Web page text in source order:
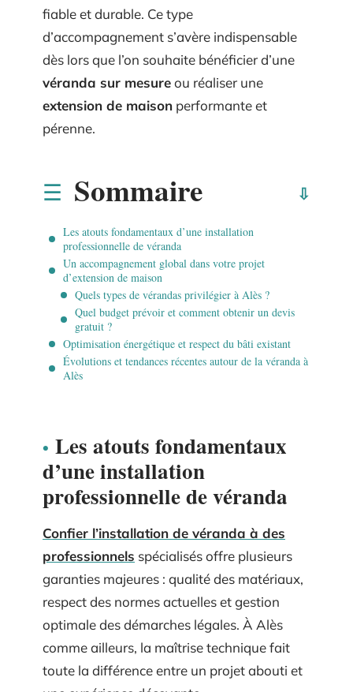
fiable et durable. Ce type
d’accompagnement s’avère indispensable
dès lors que l’on souhaite bénéficier d’une
véranda sur mesureou réaliser une
extension de maison performante et
pérenne.
Sommaire
Les atouts fondamentaux d’une installation
professionnelle de véranda
Un accompagnement global dans votre projet
d’extension de maison
Quels types de vérandas privilégier à Alès ?
Quel budget prévoir et comment obtenir un devis
gratuit ?
Optimisation énergétique et respect du bâti existant
Évolutions et tendances récentes autour de la véranda à
Alès
Les atouts fondamentaux
d’une installation
professionnelle de véranda
Confier l’installation de véranda à des
professionnels spécialisés offre plusieurs
garanties majeures : qualité des matériaux,
respect des normes actuelles et gestion
optimale des démarches légales. À Alès
comme ailleurs, la maîtrise technique fait
toute la différence entre un projet abouti et